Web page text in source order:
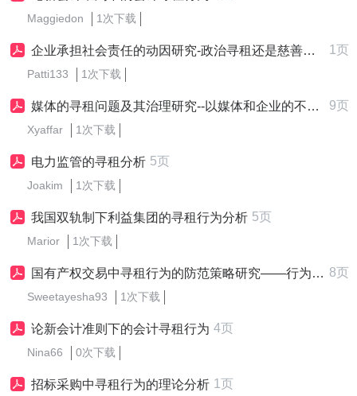
Maggiedon 1次下载
企业承担社会责任的动因研究-政治寻租还是慈善行为 1页
Patti133 1次下载
媒体的寻租问题及其治理研究--以媒体和企业的不良互动为视角 9页
Xyaffar 1次下载
电力监管的寻租分析 5页
Joakim 1次下载
我国双轨制下利益集团的寻租行为分析 5页
Marior 1次下载
国有产权交易中寻租行为的防范策略研究——行为金融视角的三方博弈分析 8页
Sweetayesha93 1次下载
论新会计准则下的会计寻租行为 4页
Nina66 0次下载
招标采购中寻租行为的理论分析 1页